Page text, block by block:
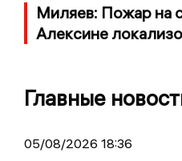
Миляев: Пожар на
Алексине
Главные
05/08/2026 18:36